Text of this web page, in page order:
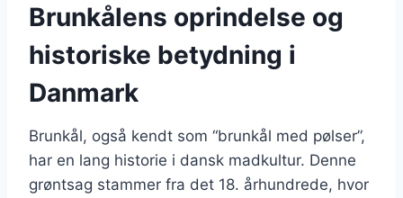
Brunkålens oprindelse og
historiske betydning i
Danmark
Brunkål, også kendt som “brunkål med pølser”,
har en lang historie i dansk madkultur. Denne
grøntsag stammer fra det 18. århundrede, hvor